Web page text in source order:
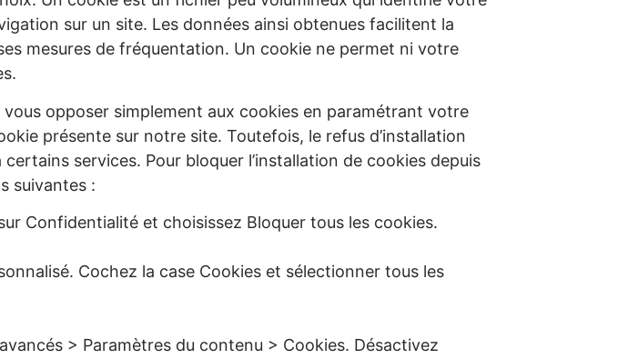
sur un site. Les données ainsi obtenues facilitent la
mesures de fréquentation. Un cookie ne permet ni votre
vous opposer simplement aux cookies en paramétrant votre
présente sur notre site. Toutefois, le refus d’installation
services. Pour bloquer l’installation de cookies depuis
suivantes :
Confidentialité et choisissez Bloquer tous les cookies.
Cochez la case Cookies et sélectionner tous les
> Paramètres du contenu > Cookies. Désactivez